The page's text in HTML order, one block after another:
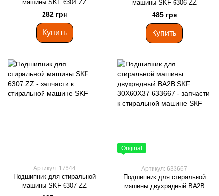
машины SKF 6304 ZZ
282 грн
Купить
машины SKF 6306 ZZ
485 грн
Купить
Артикул: 17644
Подшипник для стиральной
машины SKF 6307 ZZ
Original
Артикул: 633667
Подшипник для стиральной
машины двухрядный BA2B